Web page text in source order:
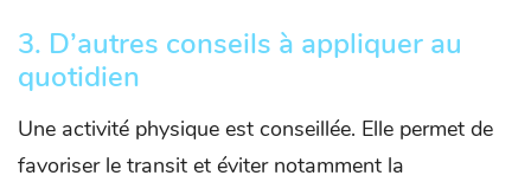
3. D’autres conseils à appliquer au
quotidien
Une activité physique est conseillée. Elle permet de
favoriser le transit et éviter notamment la